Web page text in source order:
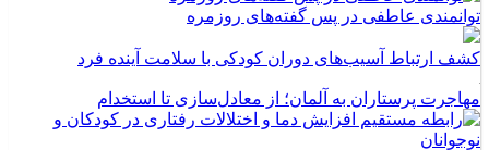
توانمندی عاطفی در پس گفته‌های روزمره
کشف ارتباط آسیب‌های دوران کودکی با سلامت آینده فرد
مهاجرت پرستاران به آلمان؛ از معادل‌سازی تا استخدام